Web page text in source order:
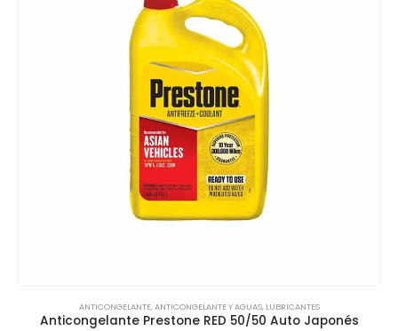
ANTICONGELANTE,ANTICONGELANTE Y AGUAS, LUBRICANTES
Anticongelante Prestone RED 50/50 Auto Japonés